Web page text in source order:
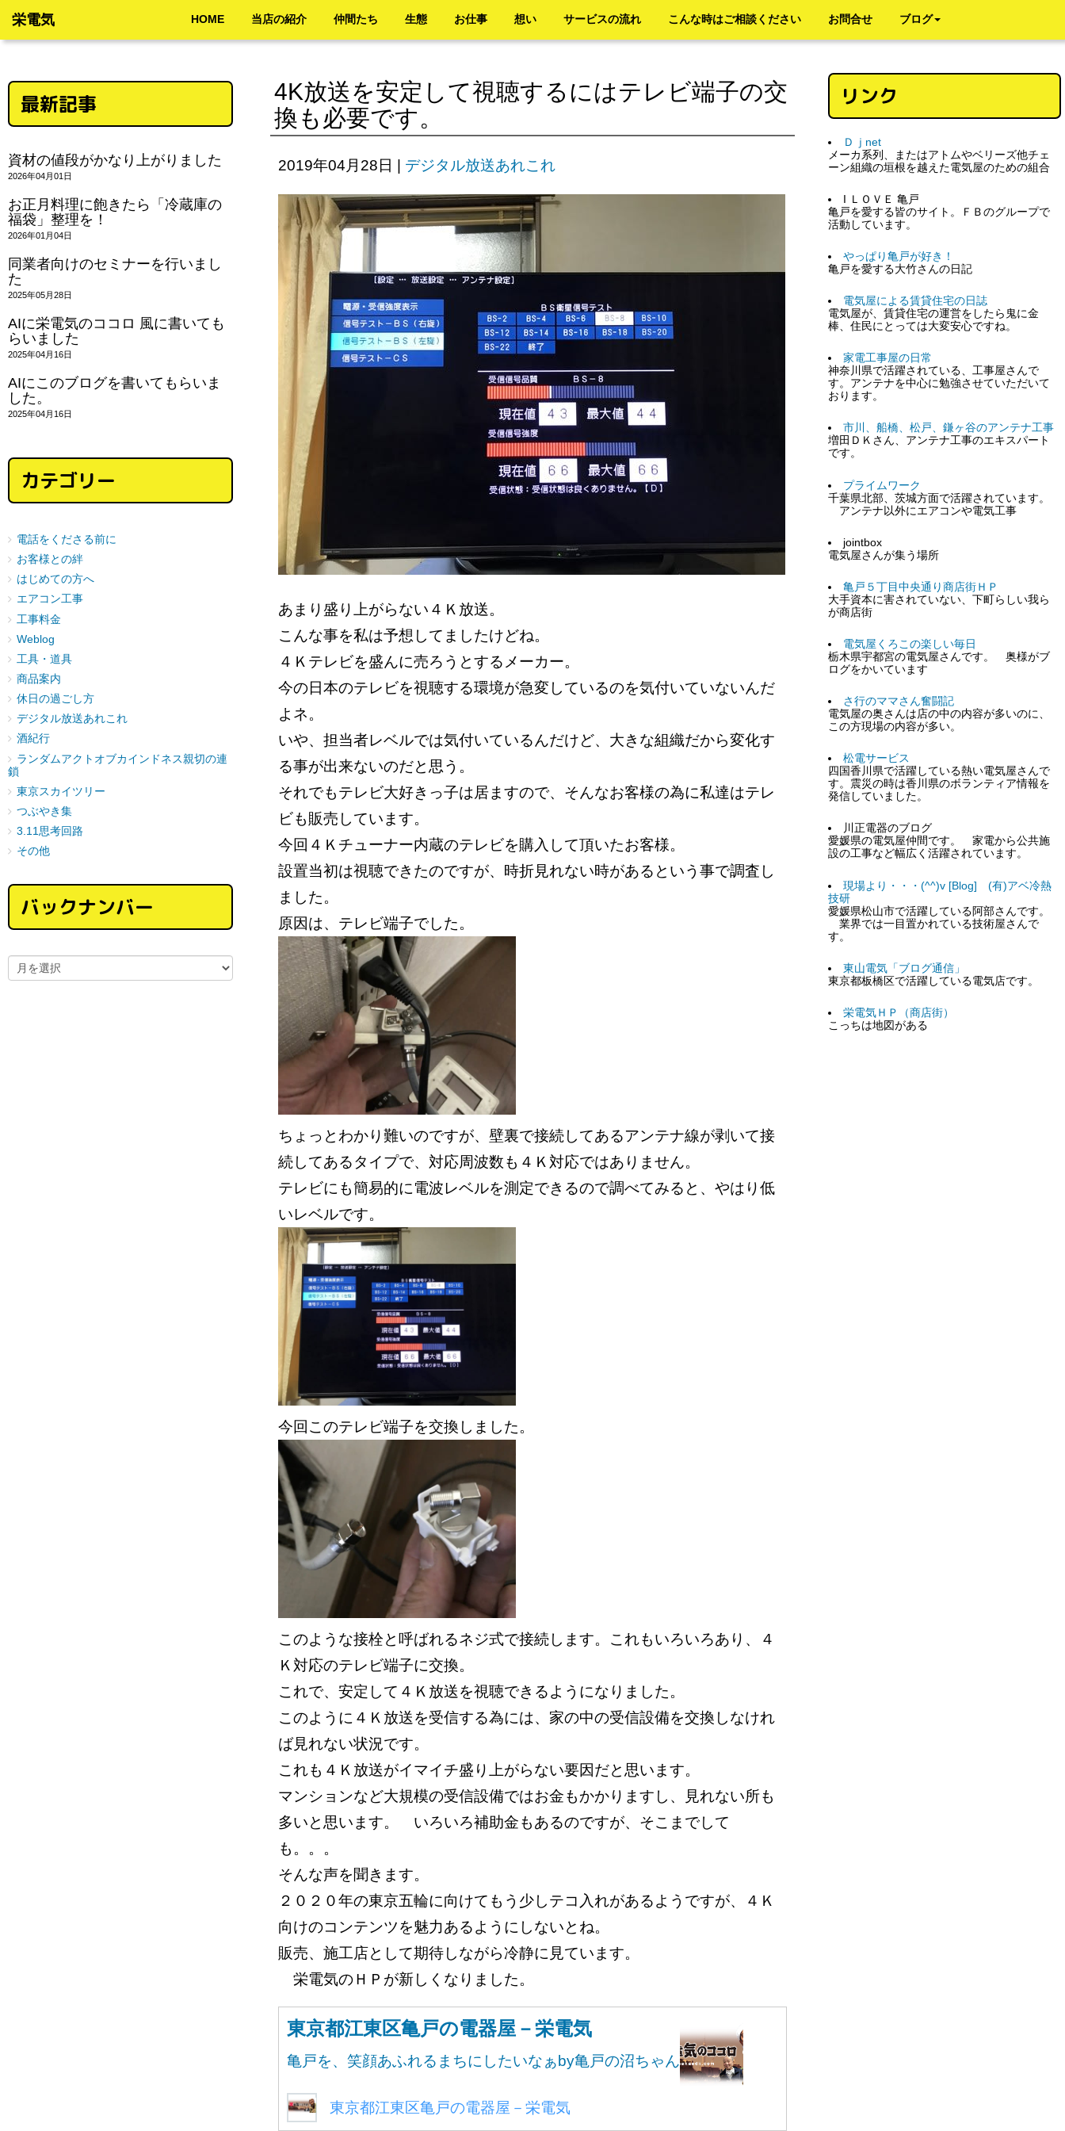
栄電気 HOME 当店の紹介 仲間たち 生態 お仕事 想い サービスの流れ こんな時はご相談ください お問合せ ブログ
4K放送を安定して視聴するにはテレビ端子の交
換も必要です。
2019年04月28日 デジタル放送あれこれ
あまり盛り上がらない４Ｋ放送。
こんな事を私は予想してましたけどね。
４Ｋテレビを盛んに売ろうとするメーカー。
今の日本のテレビを視聴する環境が急変しているのを気付いていないんだ
よネ。
いや、担当者レベルでは気付いているんだけど、大きな組織だから変化す
る事が出来ないのだと思う。
それでもテレビ大好きっ子は居ますので、そんなお客様の為に私達はテレ
ビも販売しています。
今回４Ｋチューナー内蔵のテレビを購入して頂いたお客様。
設置当初は視聴できたのですが、時折見れない時があるという事で調査し
ました。
原因は、テレビ端子でした。
ちょっとわかり難いのですが、壁裏で接続してあるアンテナ線が剥いて接
続してあるタイプで、対応周波数も４Ｋ対応ではありません。
テレビにも簡易的に電波レベルを測定できるので調べてみると、やはり低
いレベルです。
今回このテレビ端子を交換しました。
このような接栓と呼ばれるネジ式で接続します。これもいろいろあり、４
Ｋ対応のテレビ端子に交換。
これで、安定して４Ｋ放送を視聴できるようになりました。
このように４Ｋ放送を受信する為には、家の中の受信設備を交換しなけれ
ば見れない状況です。
これも４Ｋ放送がイマイチ盛り上がらない要因だと思います。
マンションなど大規模の受信設備ではお金もかかりますし、見れない所も
多いと思います。 いろいろ補助金もあるのですが、そこまでして
も。。。
そんな声を聞きます。
２０２０年の東京五輪に向けてもう少しテコ入れがあるようですが、４Ｋ
向けのコンテンツを魅力あるようにしないとね。
販売、施工店として期待しながら冷静に見ています。
栄電気のＨＰが新しくなりました。
東京都江東区亀戸の電器屋－栄電気
亀戸を、笑顔あふれるまちにしたいなぁby亀戸の沼ちゃん
東京都江東区亀戸の電器屋－栄電気
最新記事
資材の値段がかなり上がりました
2026年04月01日
お正月料理に飽きたら「冷蔵庫の
福袋」整理を！
2026年01月04日
同業者向けのセミナーを行いまし
た
2025年05月28日
AIに栄電気のココロ 風に書いても
らいました
2025年04月16日
AIにこのブログを書いてもらいま
した。
2025年04月16日
カテゴリー
電話をくださる前に
お客様との絆
はじめての方へ
エアコン工事
工事料金
Weblog
工具・道具
商品案内
休日の過ごし方
デジタル放送あれこれ
酒紀行
ランダムアクトオブカインドネス親切の連
鎖
東京スカイツリー
つぶやき集
3.11思考回路
その他
バックナンバー
リンク
Ｄｊnet
メーカ系列、またはアトムやベリーズ他チェ
ーン組織の垣根を越えた電気屋のための組合
I ＬＯＶＥ 亀戸
亀戸を愛する皆のサイト。ＦＢのグループで
活動しています。
やっぱり亀戸が好き！
亀戸を愛する大竹さんの日記
電気屋による賃貸住宅の日誌
電気屋が、賃貸住宅の運営をしたら鬼に金
棒、住民にとっては大変安心ですね。
家電工事屋の日常
神奈川県で活躍されている、工事屋さんで
す。アンテナを中心に勉強させていただいて
おります。
市川、船橋、松戸、鎌ヶ谷のアンテナ工事
増田ＤＫさん、アンテナ工事のエキスパート
です。
プライムワーク
千葉県北部、茨城方面で活躍されています。
アンテナ以外にエアコンや電気工事
jointbox
電気屋さんが集う場所
亀戸５丁目中央通り商店街ＨＰ
大手資本に害されていない、下町らしい我ら
が商店街
電気屋くろこの楽しい毎日
栃木県宇都宮の電気屋さんです。 奥様がブ
ログをかいています
さ行のママさん奮闘記
電気屋の奥さんは店の中の内容が多いのに、
この方現場の内容が多い。
松電サービス
四国香川県で活躍している熱い電気屋さんで
す。震災の時は香川県のボランティア情報を
発信していました。
川正電器のブログ
愛媛県の電気屋仲間です。 家電から公共施
設の工事など幅広く活躍されています。
現場より・・・(^^)v [Blog] (有)アベ冷熱
技研
愛媛県松山市で活躍している阿部さんです。
業界では一目置かれている技術屋さんで
す。
東山電気「ブログ通信」
東京都板橋区で活躍している電気店です。
栄電気ＨＰ（商店街）
こっちは地図がある